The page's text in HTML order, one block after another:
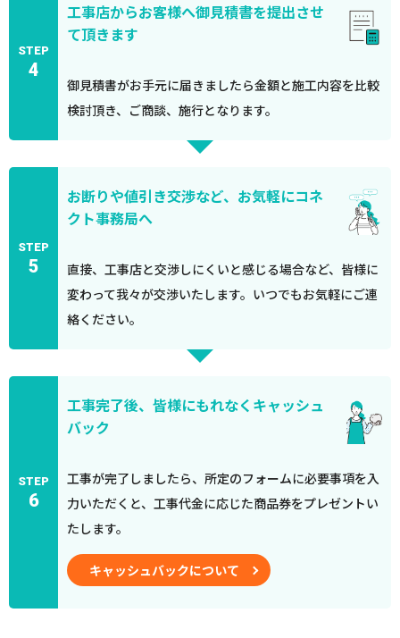
STEP
4
工事店からお客様へ御見積書を提出させ
て頂きます
御見積書がお手元に届きましたら金額と施工内容を比較
検討頂き、ご商談、施行となります。
STEP
5
お断りや値引き交渉など、お気軽にコネ
クト事務局へ
直接、工事店と交渉しにくいと感じる場合など、皆様に
変わって我々が交渉いたします。いつでもお気軽にご連
絡ください。
STEP
6
工事完了後、皆様にもれなくキャッシュ
バック
工事が完了しましたら、所定のフォームに必要事項を入
力いただくと、工事代金に応じた商品券をプレゼントい
たします。
キャッシュバックについて